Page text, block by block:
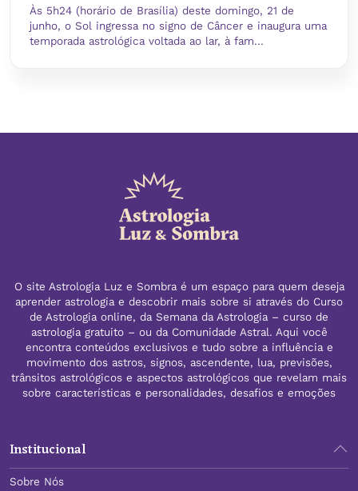
Às 5h24 (horário de Brasília) deste domingo, 21 de
junho, o Sol ingressa no signo de Câncer e inaugura uma
temporada astrológica voltada ao lar, à fam...
O site Astrologia Luz e Sombra é um espaço para quem deseja
aprender astrologia e descobrir mais sobre si através do Curso
de Astrologia online, da Semana da Astrologia – curso de
astrologia gratuito – ou da Comunidade Astral. Aqui você
encontra conteúdos exclusivos e tudo sobre a influência e
movimento dos astros, signos, ascendente, lua, previsões,
trânsitos astrológicos e aspectos astrológicos que revelam mais
sobre características e personalidades, desafios e emoções
Institucional
Sobre Nós